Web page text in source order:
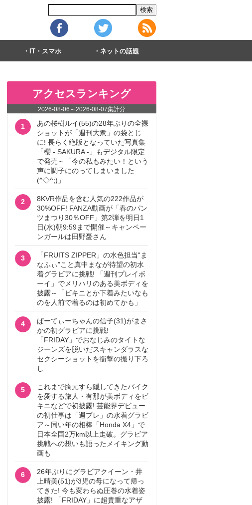
IT・スマホ ネットの話題
アクセスランキング
2026-08-06 ～2026-08-07集計分
1
あの桜樹ルイ(55)の28年ぶりの全裸
ショットが「週刊大衆」の袋とじ
に! 長らく絶版となっていた写真集
「櫻 - SAKURA -」もデジタル限定
で発売～「今の私もみたい！という
声に調子にのってしまいました
(^◇^;)」
2
8KVR作品を含む人気の222作品が
30%OFF! FANZA動画が「春のパン
ツまつり30％OFF」第2弾を明日1
日(水)朝9:59まで開催～キャンペー
ンガールは田野憂さん
3
「FRUITS ZIPPER」の水色担当“ま
なふぃ”こと真中まなが待望の初水
着グラビアに挑戦! 「週刊プレイボ
ーイ」でメリハリのある美ボディを
披露～「ビキニとか下着みたいなも
のを人前で着るのは初めてかも」
4
ぱーてぃーちゃんの信子(31)がまさ
かの初グラビアに挑戦!
「FRIDAY」でおなじみのタイトな
ジーンズを脱いだスキャンダラスな
セクシーショットを衝撃の撮り下ろ
し
5
これまで胸元すら隠してきたバイク
を愛する旅人・有那が美ボディをビ
キニなどで初披露! 芸能界デビュー
の初仕事は「週プレ」の水着グラビ
ア～同い年の相棒「Honda X4」で
日本全国2万km以上走破。グラビア
挑戦への想いも語ったメイキング動
画も
6
26年ぶりにグラビアクイーン・井
上晴美(51)が3児の母になって帰っ
てきた! 今も変わらぬ圧巻の水着姿
披露! 「FRIDAY」に超貴重なアザ